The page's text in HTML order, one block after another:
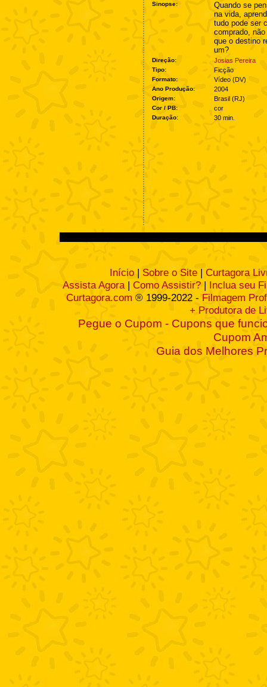
Sinopse:
Quando se
na vida,
tudo pode ser
comprado,
que o destino
um?
Direção: Josias Pereira
Tipo: Ficção
Formato: Vídeo (DV)
Ano Produção: 2004
Origem: Brasil (RJ)
Cor / PB: cor
Duração: 30 min.
Início | Sobre o Site | Curtagora
Assista Agora| Como Assistir? | Inclua seu
Curtagora.com ® 1999-2022 - Filmagem
+ Produtora de
Pegue o Cupom - Cupons que
Cupom
Guia dos Melhores